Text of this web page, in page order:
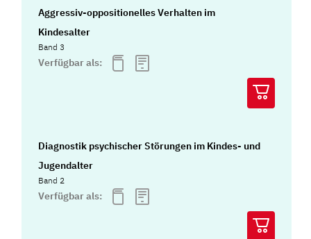
Aggressiv-oppositionelles Verhalten im
Kindesalter
Band 3
Verfügbar als:
Diagnostik psychischer Störungen im Kindes- und
Jugendalter
Band 2
Verfügbar als: